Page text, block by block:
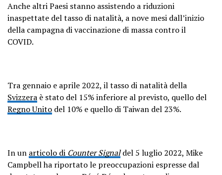
Anche altri Paesi stanno assistendo a riduzioni
inaspettate del tasso di natalità, a nove mesi dall’inizio
della campagna di vaccinazione di massa contro il
COVID.
Tra gennaio e aprile 2022, il tasso di natalità della
Svizzera è stato del 15% inferiore al previsto, quello del
Regno Unito del 10% e quello di Taiwan del 23%.
In un articolo di Counter Signaldel 5 luglio 2022, Mike
Campbell ha riportato le preoccupazioni espresse dal